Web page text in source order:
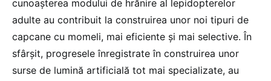
cunoașterea modului de hrănire al lepidopterelor
adulte au contribuit la construirea unor noi tipuri de
capcane cu momeli, mai eficiente și mai selective. În
sfârșit, progresele înregistrate în construirea unor
surse de lumină artificială tot mai specializate, au